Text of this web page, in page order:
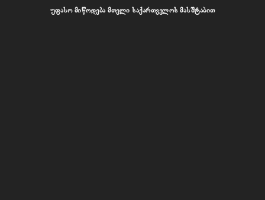
უფასო მიწოდება მთელი საქართველოს მასშტაბით